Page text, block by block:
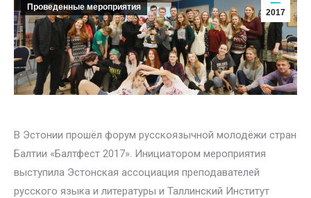
2017
Проведенные мероприятия
В Эстонии прошёл форум русскоязычной молодёжи стран
Балтии «Балтфест 2017». Инициатором мероприятия
выступила Эстонская ассоциация преподавателей
русского языка и литературы и Таллинский Институт